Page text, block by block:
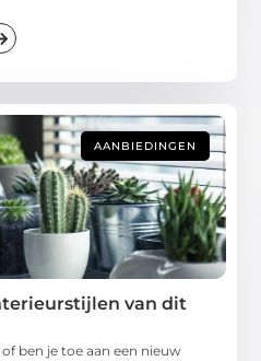
AANBIEDINGEN
van dit
ben je toe aan een nieuw